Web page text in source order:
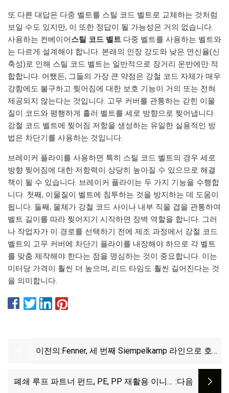
또 다른 대답은 다중 벨트를 스틸 코드 벨트로 교체하는 것처럼
보일 수도 있지만, 이 또한 정답이 될 가능성은 거의 없습니다.
사용하는 컨베이어스틸 코드 벨트 다중 벨트를 사용하는 벨트와
는 다르게 설계해야 합니다. 본래의 인장 강도와 낮은 연신율(신
축성)로 인해 스틸 코드 벨트는 일반적으로 장거리 운반에만 적
합합니다. 어쨌든, 그들의 가장 큰 약점은 강철 코드 자체가 매우
강함에도 불구하고 찢어짐에 대한 보호 기능이 거의 또는 전혀
제공되지 않는다는 것입니다. 고무 커버를 관통하는 갇힌 이물
질이 코드와 평행하게 흘러 벨트를 세로 방향으로 찢어냅니다.
강철 코드 벨트에 찢어짐 저항을 생성하는 유일한 실용적인 방
법은 차단기를 사용하는 것입니다.
브레이커 플라이를 사용하면 특히 스틸 코드 벨트의 경우 세로
방향 찢어짐에 대한 저항력이 상당히 높아질 수 있으므로 해결
책이 될 수 있습니다. 브레이커 플라이는 두 가지 기능을 수행합
니다. 첫째, 이물질이 벨트에 침투하는 것을 방지하는 데 도움이
됩니다. 둘째, 물체가 강철 코드 사이나 내부 직물 겹을 관통하여
벨트 길이를 따라 찢어지기 시작하면 장벽 역할을 합니다. 그러
나 작업자가 이 경로를 선택하기 전에 제조 과정에서 강철 코드
벨트의 고무 커버에 차단기 플라이를 내장해야 하므로 각 벨트
를 맞춤 제작해야 한다는 점을 명심하는 것이 중요합니다. 이는
미터당 가격이 훨씬 더 높으며, 리드 타임도 훨씬 길어진다는 것
을 의미합니다.
이전의: Fenner, 세 번째 Siempelkamp 라인으로 호주
폐쇄 루프 파트너 펀드, PE, PP 재활용 이니셔 :다음